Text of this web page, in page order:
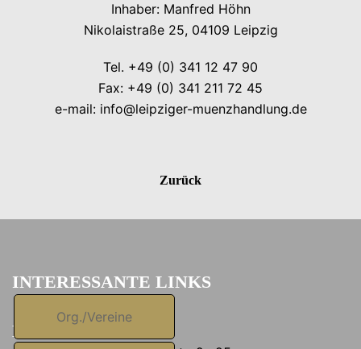
Inhaber: Manfred Höhn
Nikolaistraße 25, 04109 Leipzig
Tel. +49 (0) 341 12 47 90
Fax: +49 (0) 341 211 72 45
e-mail: info@leipziger-muenzhandlung.de
Zurück
INTERESSANTE LINKS
Org./Vereine
KONTAKT